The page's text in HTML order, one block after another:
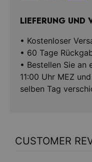
LIEFERUNG UND
• Kostenloser
• 60 Tage
• Bestellen Sie an
11:00 Uhr MEZ
selben Tag
CUSTOMER